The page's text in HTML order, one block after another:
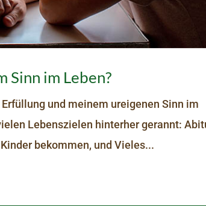
Sinn im Leben?
und meinem ureigenen Sinn im
Lebenszielen hinterher gerannt:
bekommen, und Vieles...